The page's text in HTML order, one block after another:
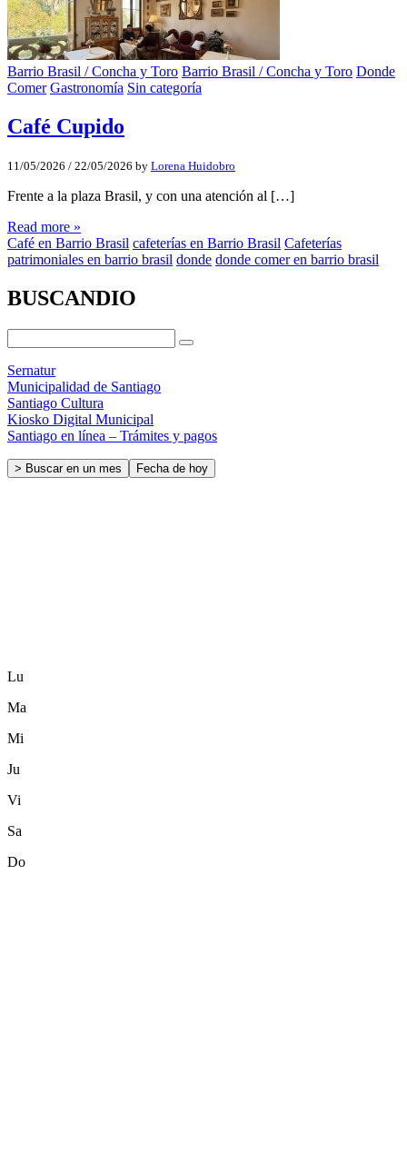
Barrio Brasil / Concha y Toro Barrio Brasil / Concha y Toro Donde
Comer Gastronomía Sin categoría
Café Cupido
11/05/2026 / 22/05/2026 by Lorena Huidobro
Frente a la plaza Brasil, y con una atención al […]
Read more »
Café en Barrio Brasil cafeterías en Barrio Brasil Cafeterías
patrimoniales en barrio brasil donde donde comer en barrio brasil
BUSCANDIO
Sernatur
Municipalidad de Santiago
Santiago Cultura
Kiosko Digital Municipal
Santiago en línea – Trámites y pagos
> Buscar en un mes Fecha de hoy
Lu
Ma
Mi
Ju
Vi
Sa
Do